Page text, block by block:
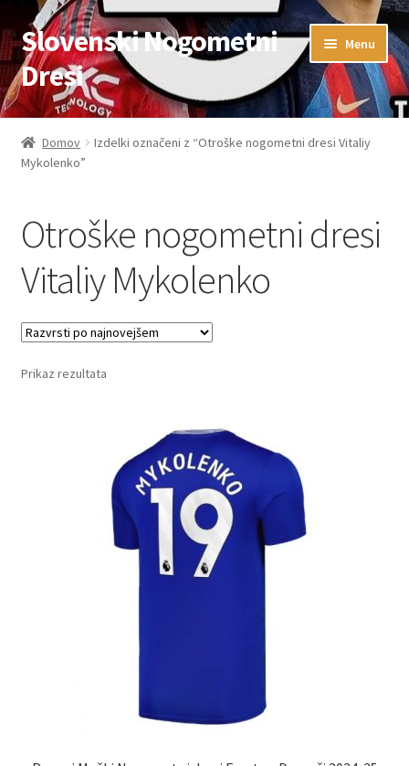
Skip
to
navigation
Skip
to
content
Slovenski Nogometni
Dresi
Menu
Domov
Blog
Kontaktiraj nas
Domov
Izdelki označeni z “Otroške nogometni dresi Vitaliy
Mykolenko”
Otroške nogometni dresi
Vitaliy Mykolenko
Prikaz rezultata